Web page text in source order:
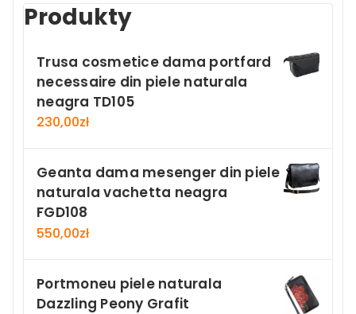
Produkty
Trusa cosmetice dama portfard
necessaire din piele naturala
neagra TD105
230,00zł
Geanta dama mesenger din piele
naturala vachetta neagra
FGD108
550,00zł
Portmoneu piele naturala
Dazzling Peony Grafit